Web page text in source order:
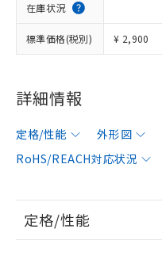
在庫状況
標準価格(税別) ¥ 2,900
詳細情報
定格/性能 外形図
RoHS/REACH対応状況
定格/性能